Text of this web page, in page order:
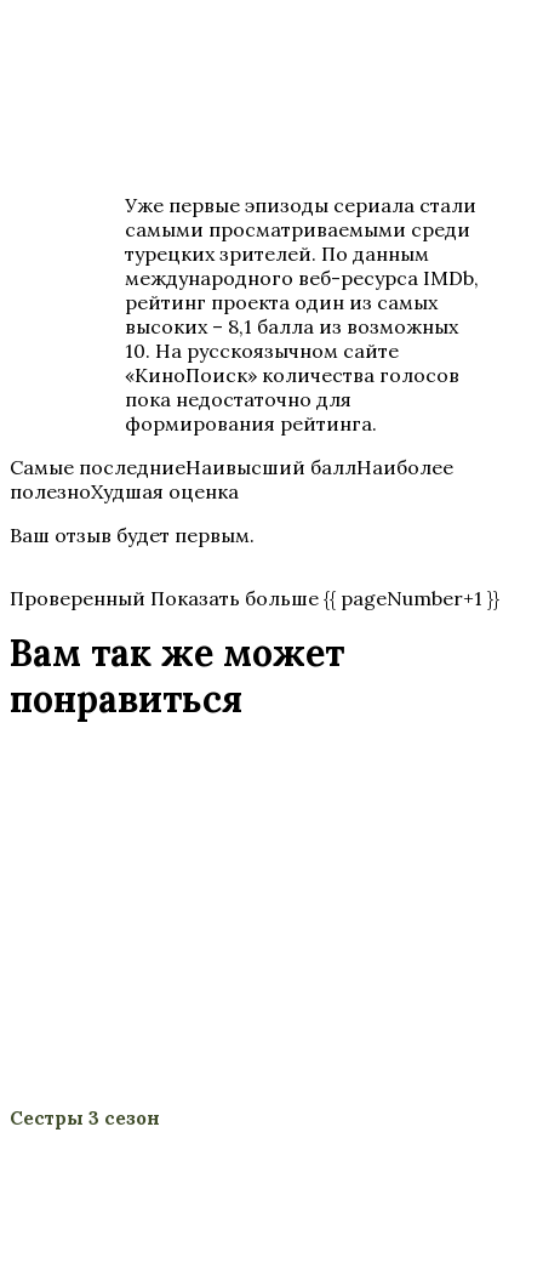
Уже первые эпизоды сериала стали
самыми просматриваемыми среди
турецких зрителей. По данным
международного веб-ресурса IMDb,
рейтинг проекта один из самых
высоких – 8,1 балла из возможных
10. На русскоязычном сайте
«КиноПоиск» количества голосов
пока недостаточно для
формирования рейтинга.
Самые последниеНаивысший баллНаиболее
полезноХудшая оценка
Ваш отзыв будет первым.
Проверенный Показать больше {{ pageNumber+1 }}
Вам так же может
понравиться
Сестры 3 сезон